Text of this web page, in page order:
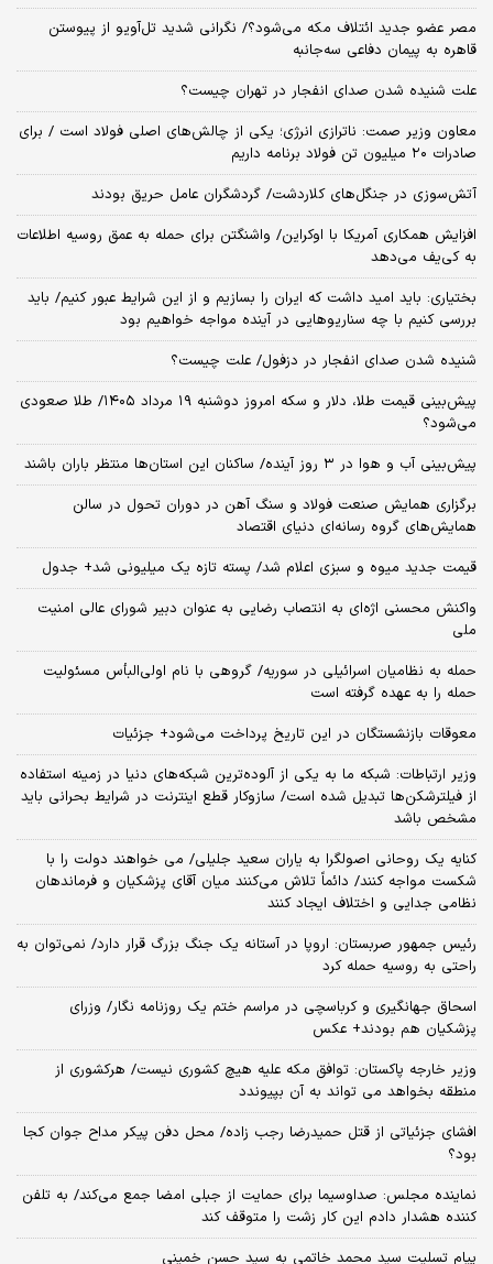
مصر عضو جدید ائتلاف مکه می‌شود؟/ نگرانی شدید تل‌آویو از پیوستن
قاهره به پیمان دفاعی سه‌جانبه
علت شنیده شدن صدای انفجار در تهران چیست؟
معاون وزیر صمت: ناترازی انرژی؛ یکی از چالش‌های اصلی فولاد است / برای
صادرات ۲۰ میلیون تن فولاد برنامه‌ داریم
آتش‌سوزی در جنگل‌های کلاردشت/ گردشگران عامل حریق بودند
افزایش همکاری آمریکا با اوکراین/ واشنگتن برای حمله به عمق روسیه اطلاعات
به کی‌یف می‌دهد
بختیاری: باید امید داشت که ایران را بسازیم و از این شرایط عبور کنیم/ باید
بررسی کنیم با چه سناریوهایی در آینده مواجه خواهیم بود
شنیده شدن صدای انفجار در دزفول/ علت چیست؟
پیش‌بینی قیمت طلا، دلار و سکه امروز دوشنبه ۱۹ مرداد ۱۴۰۵/ طلا صعودی
می‌شود؟
پیش‌بینی آب و هوا در ۳ روز آینده/ ساکنان این استان‌ها منتظر باران باشند
برگزاری همایش صنعت فولاد و سنگ آهن در دوران تحول در سالن
همایش‌های گروه رسانه‌ای دنیای اقتصاد
قیمت جدید میوه و سبزی اعلام شد/ پسته تازه یک میلیونی شد+ جدول
واکنش محسنی اژه‌ای به انتصاب رضایی به عنوان دبیر شورای عالی امنیت
ملی
حمله به نظامیان اسرائیلی در سوریه/ گروهی با نام اولی‌البأس مسئولیت
حمله را به عهده گرفته است
معوقات بازنشستگان در این تاریخ پرداخت می‌شود+ جزئیات
وزیر ارتباطات: شبکه ما به یکی از آلوده‌ترین شبکه‌های دنیا در زمینه استفاده
از فیلترشکن‌ها تبدیل شده است/ سازوکار قطع اینترنت در شرایط بحرانی باید
مشخص باشد
کنایه یک روحانی اصولگرا به یاران سعید جلیلی/ می خواهند دولت را با
شکست مواجه کنند/ دائماً تلاش می‌کنند میان آقای پزشکیان و فرماندهان
نظامی جدایی و اختلاف ایجاد کنند
رئیس جمهور صربستان: اروپا در آستانه یک جنگ بزرگ قرار دارد/ نمی‌توان به
راحتی به روسیه حمله کرد
اسحاق جهانگیری و کرباسچی در مراسم ختم یک روزنامه نگار/ وزرای
پزشکیان هم بودند+ عکس
وزیر خارجه پاکستان: توافق مکه علیه هیچ کشوری نیست/ هرکشوری از
منطقه بخواهد می تواند به آن بپیوندد
افشای جزئیاتی از قتل حمیدرضا رجب زاده/ محل دفن پیکر مداح جوان کجا
بود؟
نماینده مجلس: صداوسیما برای حمایت از جبلی امضا جمع می‌کند/ به تلفن
کننده هشدار دادم این کار زشت را متوقف کند
پیام تسلیت سید محمد خاتمی به سید حسن خمینی